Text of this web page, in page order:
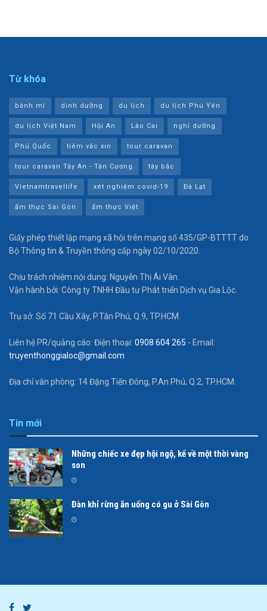
Từ khóa
bánh mì dinh dưỡng du lịch du lịch Phú Yên
du lịch Việt Nam Hội An Lào Cai nghỉ dưỡng
Phú Quốc tiêm vắc xin tour caravan
tour caravan Tây An - Tân Cương tây bắc
Vietnamtravellife xét nghiệm covid-19 Đà Lạt
ẩm thực Sài Gòn ẩm thực Việt
Giấy phép thiết lập mạng xã hội trên mạng số 435/GP-BTTTT do
Bộ Thông tin & Truyền thông cấp ngày 02/10/2020.
Chịu trách nhiệm nội dung: Nguyễn Thị Ái Vân.
Vận hành bởi: Công ty TNHH Đầu tư Phát triển Dịch vụ Gia Lộc.
Trụ sở: Số 71 Cầu Xây, P.Tân Phú, Q.9, TP.HCM.
Liên hệ PR/quảng cáo: Điện thoại: 0908 604 265 - Email:
truyenthonggialoc@gmail.com
Địa chỉ văn phòng: 14 Đặng Tiến Đông, P.An Phú, Q.2, TP.HCM.
Tin mới
Những chiếc xe đẹp hội ngộ, kể về một thời vàng
son
Đàn khỉ rừng ăn uống có gu ở Sài Gòn